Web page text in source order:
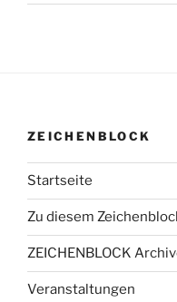
ZEICHENBLOCK
Startseite
Zu diesem
ZEICHENBLOCK
Veranstaltungen